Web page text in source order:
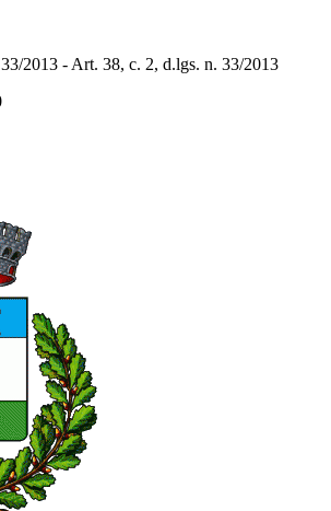
2013 - Art. 38, c. 2, d.lgs. n. 33/2013